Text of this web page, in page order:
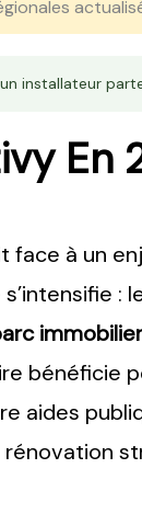
installateur
En
face à un
:
bénéficie
aides